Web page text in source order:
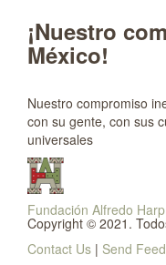
¡Nuestro
México!
Nuestro compromiso
con su gente, con sus
universales
Fundación Alfredo
Copyright © 2021.
Contact Us | Send